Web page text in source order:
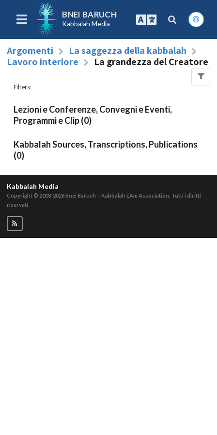
BNEI BARUCH
Kabbalah Media
Argomenti
La saggezza della kabbalah
Lavoro interiore
La grandezza del Creatore
Filters:
Lezioni e Conferenze, Convegni e Eventi,
Programmi e Clip (0)
Kabbalah Sources, Transcriptions, Publications
(0)
Kabbalah Media
Copyright © 2003-2026Bnei Baruch – Kabbalah L’Am Association, Tutti i diritti
riservati